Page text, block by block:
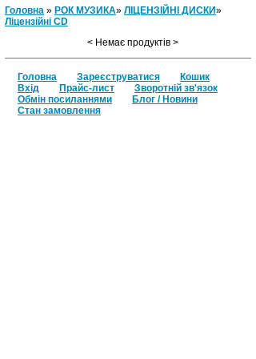
Головна » РОК МУЗИКА» ЛІЦЕНЗІЙНІ ДИСКИ»
Ліцензійні СD
< Немає продуктів >
Головна Зареєструватися
Кошик
Вхід
Прайс-лист
Зворотній зв'язок
Обмін посиланнями
Блог / Новини
Стан замовлення